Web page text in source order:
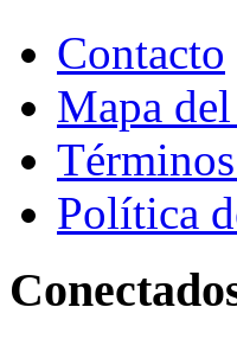
Contacto
Mapa
Política